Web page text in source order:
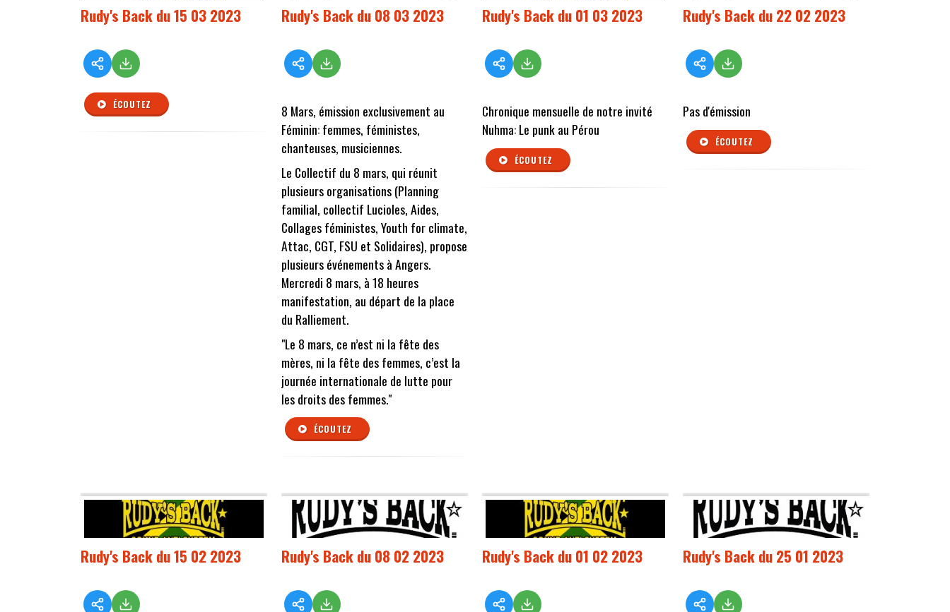
Rudy's Back du 15 03 2023
ÉCOUTEZ
Rudy's Back du 08 03 2023
8 Mars, émission exclusivement au
Féminin: femmes, féministes,
chanteuses, musiciennes.
Le Collectif du 8 mars, qui réunit
plusieurs organisations (Planning
familial, collectif Lucioles, Aides,
Collages féministes, Youth for climate,
Attac, CGT, FSU et Solidaires), propose
plusieurs événements à Angers.
Mercredi 8 mars, à 18 heures
manifestation, au départ de la place
du Ralliement.
"Le 8 mars, ce n’est ni la fête des
mères, ni la fête des femmes, c’est la
journée internationale de lutte pour
les droits des femmes."
ÉCOUTEZ
Rudy's Back du 01 03 2023
Chronique mensuelle de notre invité
Nuhma: Le punk au Pérou
ÉCOUTEZ
Rudy's Back du 22 02 2023
Pas d'émission
ÉCOUTEZ
Rudy's Back du 15 02 2023 Rudy's Back du 08 02 2023 Rudy's Back du 01 02 2023 Rudy's Back du 25 01 2023